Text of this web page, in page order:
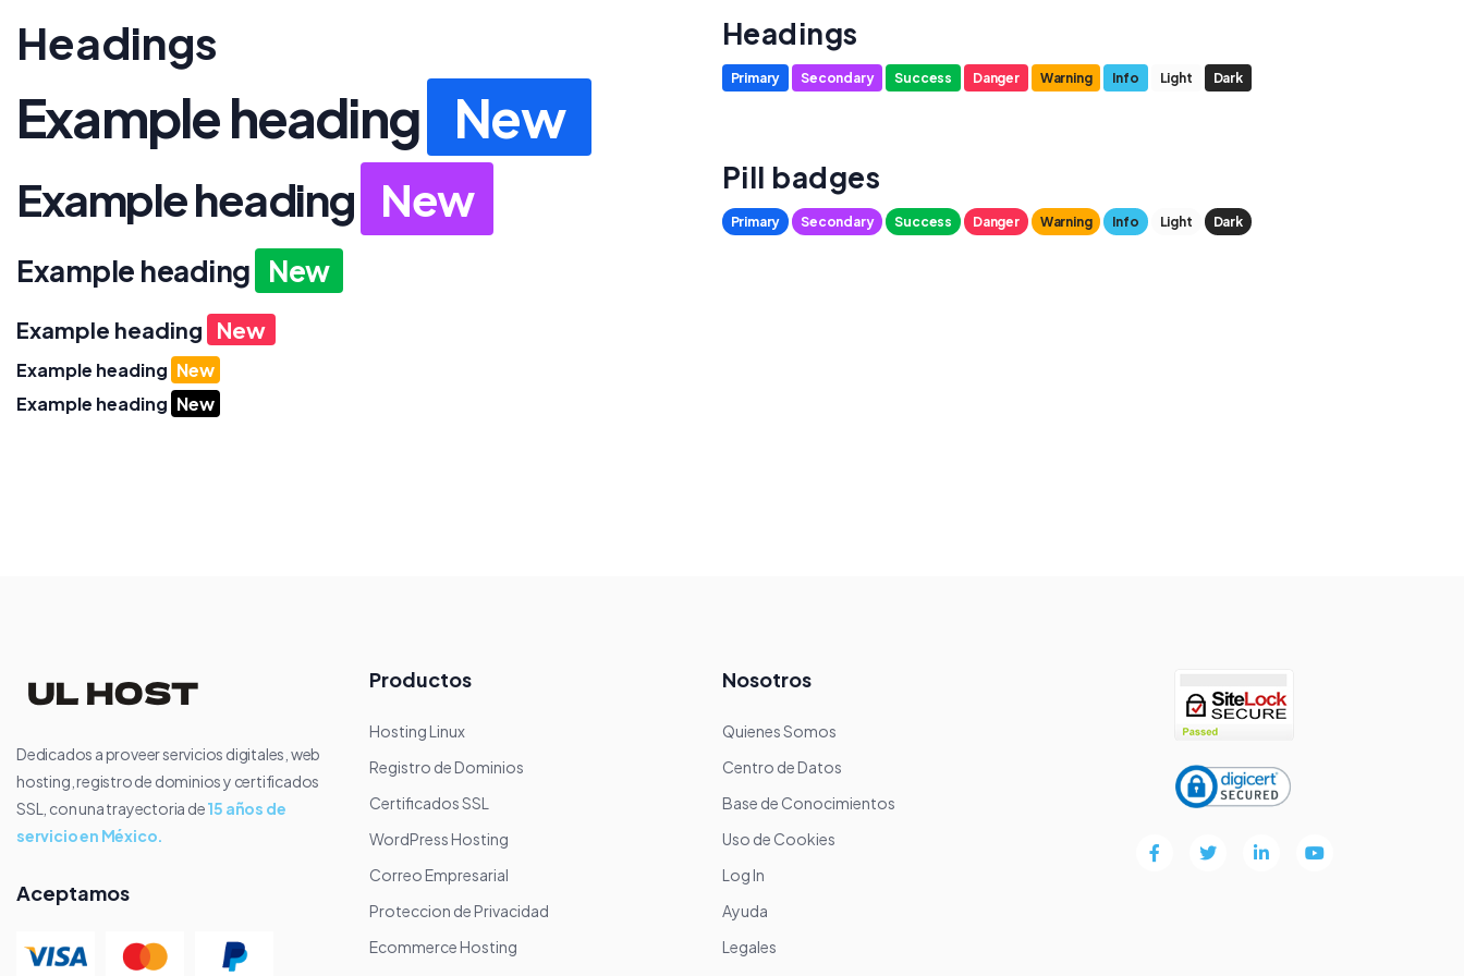
Headings
Example heading New
Example heading New
Example heading New
Example heading New
Example heading New
Example heading New
Headings
Primary Secondary Success Danger Warning Info Light Dark
Pill badges
Primary Secondary Success Danger Warning Info Light Dark
Dedicados a proveer servicios digitales, web
hosting, registro de dominios y certificados
SSL, con una trayectoria de15 años de
servicio en México.
Aceptamos
Productos
Hosting Linux
Registro de Dominios
Certificados SSL
WordPress Hosting
Correo Empresarial
Proteccion de Privacidad
Ecommerce Hosting
Nosotros
Quienes Somos
Centro de Datos
Base de Conocimientos
Uso de Cookies
Log In
Ayuda
Legales